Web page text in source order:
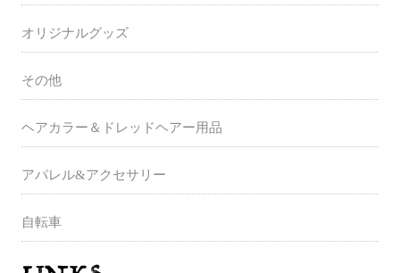
オリジナルグッズ
その他
ヘアカラー＆ドレッドヘアー用品
アパレル&アクセサリー
自転車